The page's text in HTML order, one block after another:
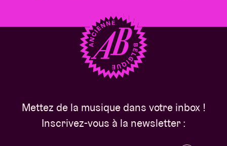
Mettez de la musique dans votre inbox !
Inscrivez-vous à la newsletter :